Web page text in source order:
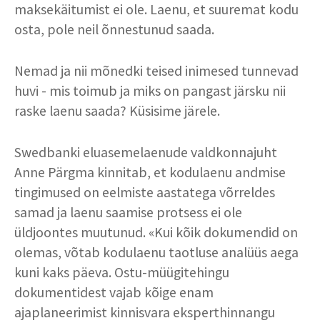
maksekäitumist ei ole. Laenu, et suuremat kodu
osta, pole neil õnnestunud saada.
Nemad ja nii mõnedki teised inimesed tunnevad
huvi - mis toimub ja miks on pangast järsku nii
raske laenu saada? Küsisime järele.
Swedbanki eluasemelaenude valdkonnajuht
Anne Pärgma kinnitab, et kodulaenu andmise
tingimused on eelmiste aastatega võrreldes
samad ja laenu saamise protsess ei ole
üldjoontes muutunud. «Kui kõik dokumendid on
olemas, võtab kodulaenu taotluse analüüs aega
kuni kaks päeva. Ostu-müügitehingu
dokumentidest vajab kõige enam
ajaplaneerimist kinnisvara eksperthinnangu